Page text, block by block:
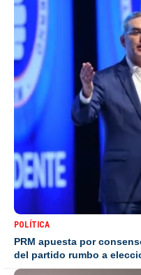
POLÍTICA
PRM apuesta por
del partido rumbo a